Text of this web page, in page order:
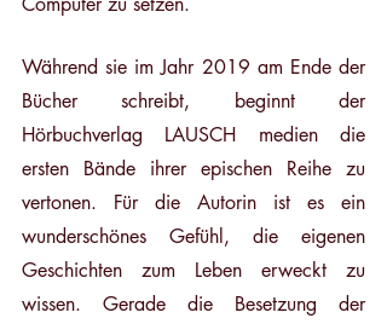
Während sie im Jahr 2019 am Ende der
Bücher schreibt, beginnt der
Hörbuchverlag LAUSCH medien die
ersten Bände ihrer epischen Reihe zu
vertonen. Für die Autorin ist es ein
wunderschönes Gefühl, die eigenen
Geschichten zum Leben erweckt zu
wissen. Gerade die Besetzung der